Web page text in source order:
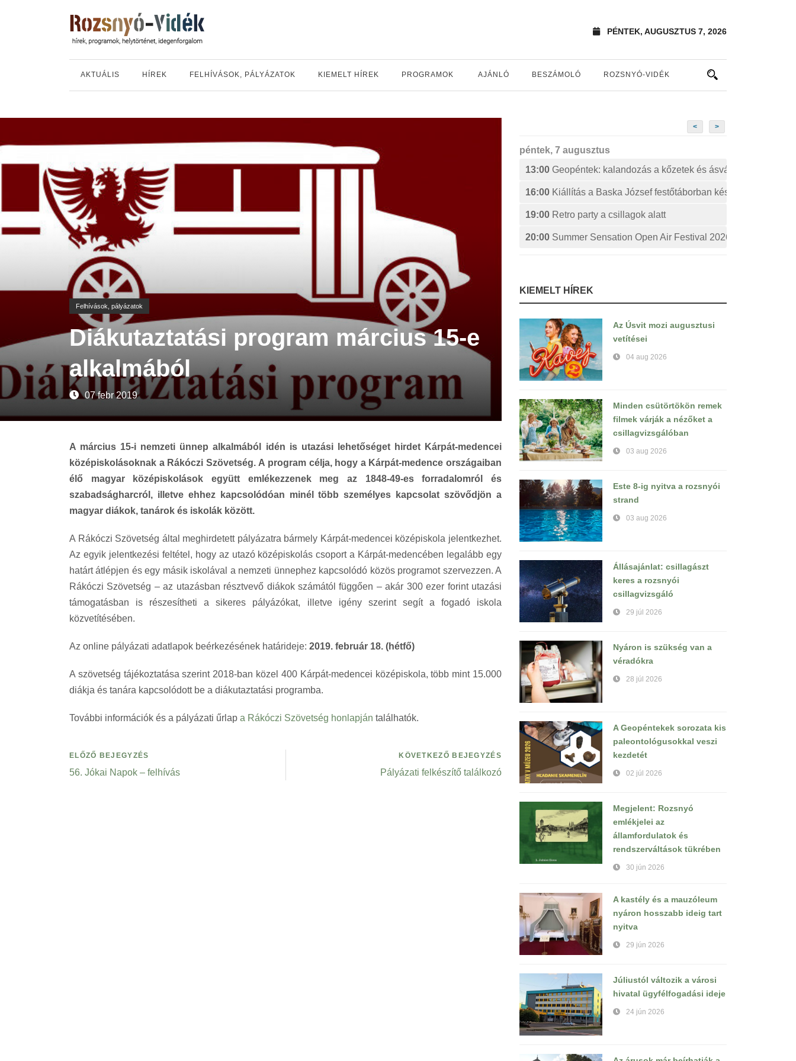
PÉNTEK, AUGUSZTUS 7, 2026
AKTUÁLIS HÍREK FELHÍVÁSOK, PÁLYÁZATOK KIEMELT HÍREK PROGRAMOK AJÁNLÓ BESZÁMOLÓ ROZSNYÓ-VIDÉK
Felhívások, pályázatok
Diákutaztatási program március 15-e
alkalmából
07 febr 2019
A március 15-i nemzeti ünnep alkalmából idén is utazási lehetőséget hirdet Kárpát-medencei
középiskolásoknak a Rákóczi Szövetség. A program célja, hogy a Kárpát-medence országaiban
élő magyar középiskolások együtt emlékezzenek meg az 1848-49-es forradalomról és
szabadságharcról, illetve ehhez kapcsolódóan minél több személyes kapcsolat szövődjön a
magyar diákok, tanárok és iskolák között.
A Rákóczi Szövetség által meghirdetett pályázatra bármely Kárpát-medencei középiskola jelentkezhet.
Az egyik jelentkezési feltétel, hogy az utazó középiskolás csoport a Kárpát-medencében legalább egy
határt átlépjen és egy másik iskolával a nemzeti ünnephez kapcsolódó közös programot szervezzen. A
Rákóczi Szövetség – az utazásban résztvevő diákok számától függően – akár 300 ezer forint utazási
támogatásban is részesítheti a sikeres pályázókat, illetve igény szerint segít a fogadó iskola
közvetítésében.
Az online pályázati adatlapok beérkezésének határideje: 2019. február 18. (hétfő)
A szövetség tájékoztatása szerint 2018-ban közel 400 Kárpát-medencei középiskola, több mint 15.000
diákja és tanára kapcsolódott be a diákutaztatási programba.
További információk és a pályázati űrlap a Rákóczi Szövetség honlapján találhatók.
ELŐZŐ BEJEGYZÉS
56. Jókai Napok – felhívás
KÖVETKEZŐ BEJEGYZÉS
Pályázati felkészítő találkozó
< >
péntek, 7 augusztus
13:00 Geopéntek: kalandozás a kőzetek és ásványok izgalmas
16:00 Kiállítás a Baska József festőtáborban készült művekből
19:00 Retro party a csillagok alatt
20:00 Summer Sensation Open Air Festival 2026:
KIEMELT HÍREK
Az Úsvit mozi augusztusi
vetítései
04 aug 2026
Minden csütörtökön remek
filmek várják a nézőket a
csillagvizsgálóban
03 aug 2026
Este 8-ig nyitva a rozsnyói
strand
03 aug 2026
Állásajánlat: csillagászt
keres a rozsnyói
csillagvizsgáló
29 júl 2026
Nyáron is szükség van a
véradókra
28 júl 2026
A Geopéntekek sorozata kis
paleontológusokkal veszi
kezdetét
02 júl 2026
Megjelent: Rozsnyó
emlékjelei az
államfordulatok és
rendszerváltások tükrében
30 jún 2026
A kastély és a mauzóleum
nyáron hosszabb ideig tart
nyitva
29 jún 2026
Júliustól változik a városi
hivatal ügyfélfogadási ideje
24 jún 2026